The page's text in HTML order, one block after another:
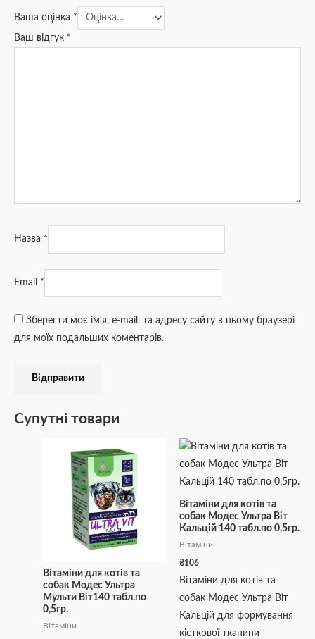
Ваша оцінка *
Ваш відгук *
Назва *
Email *
Зберегти моє ім'я, e-mail, та адресу сайту в цьому браузері
для моїх подальших коментарів.
Супутні товари
Вітаміни для котів та
собак Модес Ультра
Мульти Віт140 табл.по
0,5гр.
Вітаміни
Вітаміни для котів та
собак Модес Ультра Віт
Кальцій 140 табл.по 0,5гр.
Вітаміни
₴106
Вітаміни для котів та
собак Модес Ультра Віт
Кальцій для формування
кісткової тканини